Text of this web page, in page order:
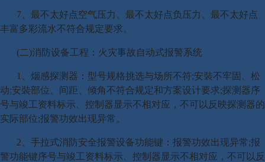
7、最不太好点空气压力、最不太好点负压力、最不太好点
丰富多彩流水不符合规定要求。
(二)消防设备工程：火灾事故自动式报警系统
1、烟感探测器：型号规格挑选与场所不符;安裝不牢固、松
动;安裝部位、间距、倾角不符合规定和方案设计要求;探测器序
号与竣工资料标示、控制器显示不相对应，不可以反映探测器的
实际部位;报警功效出现异常。
2、手拉式消防安全报警设备功能键：报警功效出现异常;报
警功能键序号与竣工资料标示、控制器显示不相对应，不可以反